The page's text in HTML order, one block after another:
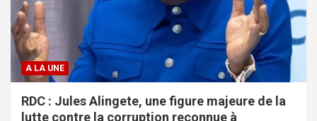
A LA UNE
RDC : Jules Alingete, une figure majeure de la
lutte contre la corruption reconnue à